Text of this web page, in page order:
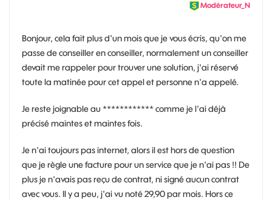
Modérateur_N
Bonjour, cela fait plus d'un mois que je vous écris, qu'on me
passe de conseiller en conseiller, normalement un conseiller
devait me rappeler pour trouver une solution, j'ai réservé
toute la matinée pour cet appel et personne n'a appelé.
Je reste joignable au ************ comme je l'ai déjà
précisé maintes et maintes fois.
Je n'ai toujours pas internet, alors il est hors de question
que je règle une facture pour un service que je n'ai pas !! De
plus je n'avais pas reçu de contrat, ni signé aucun contrat
avec vous. Il y a peu, j'ai vu noté 29,90 par mois. Hors ce